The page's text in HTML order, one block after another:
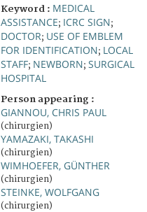
Keyword : MEDICAL
ASSISTANCE; ICRC SIGN;
DOCTOR; USE OF EMBLEM
FOR IDENTIFICATION; LOCAL
STAFF; NEWBORN; SURGICAL
HOSPITAL
Person appearing :
GIANNOU, CHRIS PAUL
(chirurgien)
YAMAZAKI, TAKASHI
(chirurgien)
WIMHOEFER, GÜNTHER
(chirurgien)
STEINKE, WOLFGANG
(chirurgien)